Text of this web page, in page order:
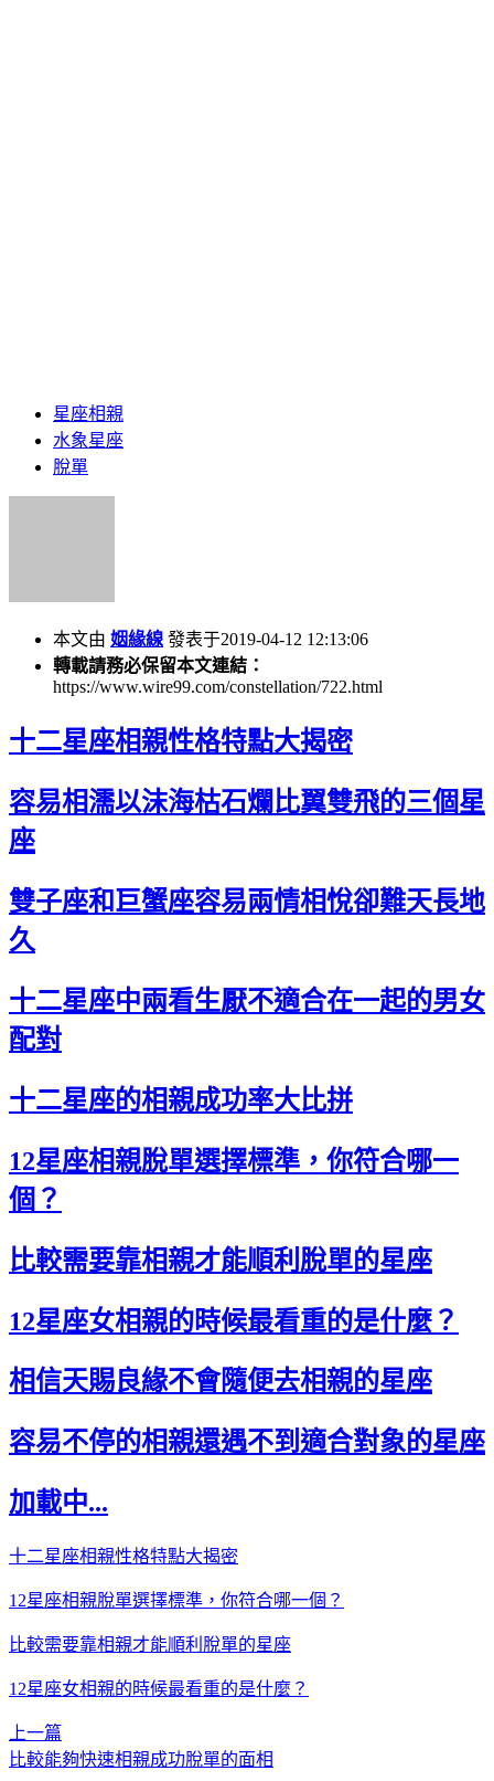
星座相親
水象星座
脫單
本文由 姻緣線 發表于2019-04-12 12:13:06
轉載請務必保留本文連結：
https://www.wire99.com/constellation/722.html
十二星座相親性格特點大揭密
容易相濡以沫海枯石爛比翼雙飛的三個星
座
雙子座和巨蟹座容易兩情相悅卻難天長地
久
十二星座中兩看生厭不適合在一起的男女
配對
十二星座的相親成功率大比拼
12星座相親脫單選擇標準，你符合哪一
個？
比較需要靠相親才能順利脫單的星座
12星座女相親的時候最看重的是什麼？
相信天賜良緣不會隨便去相親的星座
容易不停的相親還遇不到適合對象的星座
加載中...
十二星座相親性格特點大揭密
12星座相親脫單選擇標準，你符合哪一個？
比較需要靠相親才能順利脫單的星座
12星座女相親的時候最看重的是什麼？
上一篇
比較能夠快速相親成功脫單的面相